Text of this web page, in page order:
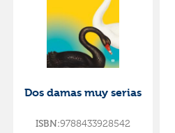
Dos damas muy serias
ISBN:9788433928542